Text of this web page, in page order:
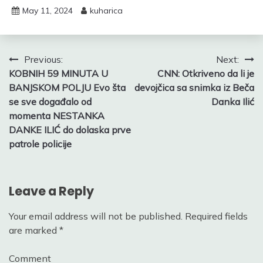
May 11, 2024 kuharica
Post
navigation
Previous:
KOBNIH 59 MINUTA U
BANJSKOM POLJU Evo šta
se sve događalo od
momenta NESTANKA
DANKE ILIĆ do dolaska prve
patrole policije
Next:
CNN: Otkriveno da li je
devojčica sa snimka iz Beča
Danka Ilić
Leave a Reply
Your email address will not be published. Required fields
are marked *
Comment